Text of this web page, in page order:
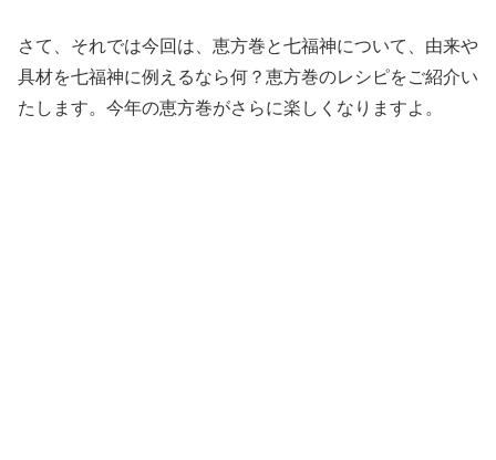
さて、それでは今回は、恵方巻と七福神について、由来や
具材を七福神に例えるなら何？恵方巻のレシピをご紹介い
たします。今年の恵方巻がさらに楽しくなりますよ。